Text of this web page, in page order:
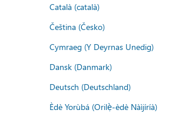
Català (català)
Čeština (Česko)
Cymraeg (Y Deyrnas Unedig)
Dansk (Danmark)
Deutsch (Deutschland)
Èdè Yorùbá (Orilẹ̀-èdè Nàìjíríà)